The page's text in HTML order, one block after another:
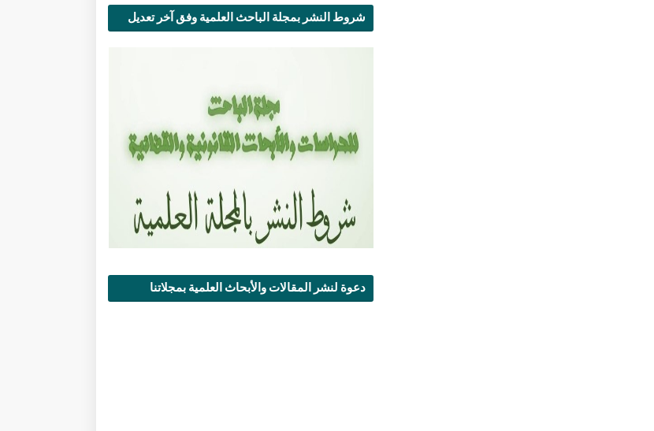
شروط النشر بمجلة الباحث العلمية وفق آخر تعديل
دعوة لنشر المقالات والأبحاث العلمية بمجلاتنا